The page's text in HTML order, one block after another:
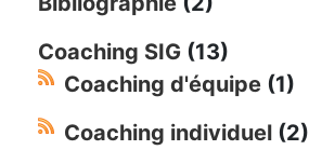
Coaching SIG (13)
Coaching d'équipe (1)
Coaching individuel (2)